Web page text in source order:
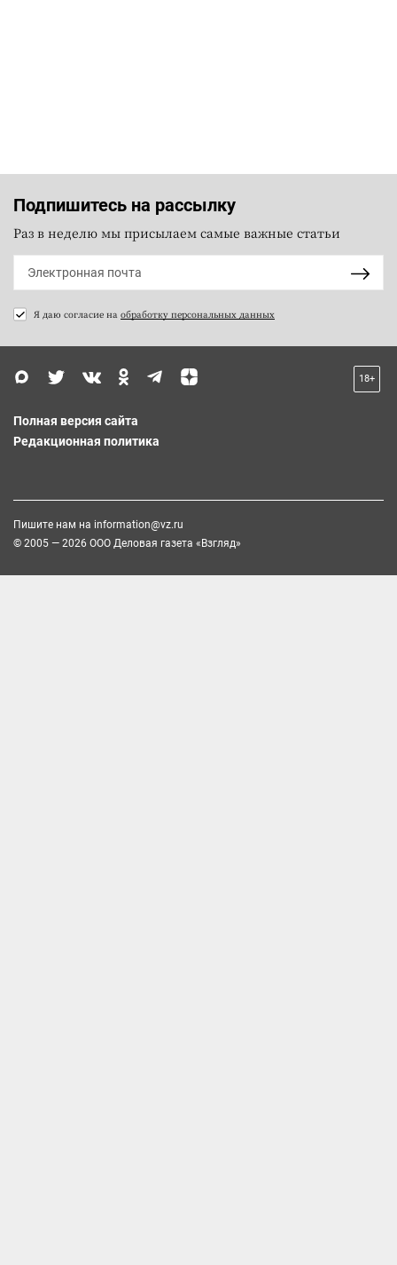
Подпишитесь на рассылку
Раз в неделю мы присылаем самые важные статьи
Я даю согласие на обработку персональных данных
18+
Полная версия сайта
Редакционная политика
Пишите нам на information@vz.ru
© 2005 — 2026 ООО Деловая газета «Взгляд»